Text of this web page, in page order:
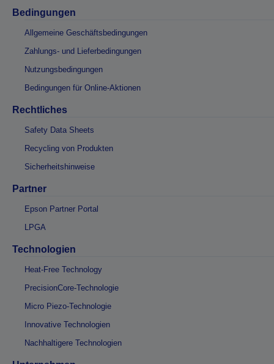
Bedingungen
Allgemeine Geschäftsbedingungen
Zahlungs- und Lieferbedingungen
Nutzungsbedingungen
Bedingungen für Online-Aktionen
Rechtliches
Safety Data Sheets
Recycling von Produkten
Sicherheitshinweise
Partner
Epson Partner Portal
LPGA
Technologien
Heat-Free Technology
PrecisionCore-Technologie
Micro Piezo-Technologie
Innovative Technologien
Nachhaltigere Technologien